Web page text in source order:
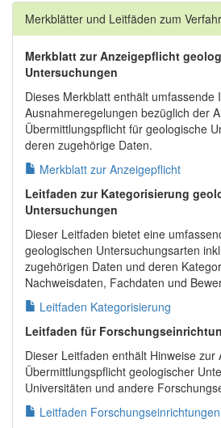
Merkblätter und Leitfäden zum
Merkblatt zur Anzeigepflicht
Untersuchungen
Dieses Merkblatt enthält umfassende
Ausnahmeregelungen bezüglich der
Übermittlungspflicht für geologische
deren zugehörige Daten.
Merkblatt zur Anzeigepflicht
Leitfaden zur Kategorisierung
Untersuchungen
Dieser Leitfaden bietet eine
geologischen Untersuchungsarten
zugehörigen Daten und deren
Nachweisdaten, Fachdaten und
Leitfaden Kategorisierung
Leitfaden für
Dieser Leitfaden enthält Hinweise zur
Übermittlungspflicht geologischer
Universitäten und andere
Leitfaden Forschungseinrichtungen